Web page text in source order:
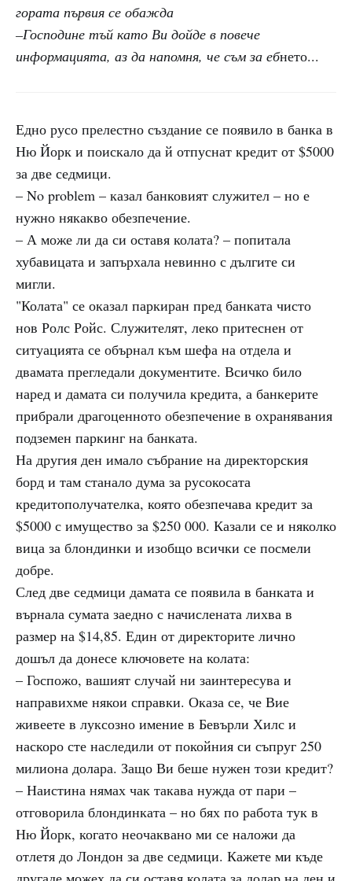
гората първия се обажда
–Господине тъй като Ви дойде в повече
информацията, аз да напомня, че съм за ебнето...
Едно русо прелестно създание се появило в банка в
Ню Йорк и поискало да й отпуснат кредит от $5000
за две седмици.
– No problem – казал банковият служител – но е
нужно някакво обезпечение.
– А може ли да си оставя колата? – попитала
хубавицата и запърхала невинно с дългите си
мигли.
"Колата" се оказал паркиран пред банката чисто
нов Ролс Ройс. Служителят, леко притеснен от
ситуацията се обърнал към шефа на отдела и
двамата прегледали документите. Всичко било
наред и дамата си получила кредита, а банкерите
прибрали драгоценното обезпечение в охранявания
подземен паркинг на банката.
На другия ден имало събрание на директорския
борд и там станало дума за русокосата
кредитополучателка, която обезпечава кредит за
$5000 с имущество за $250 000. Казали се и няколко
вица за блондинки и изобщо всички се посмели
добре.
След две седмици дамата се появила в банката и
върнала сумата заедно с начислената лихва в
размер на $14,85. Един от директорите лично
дошъл да донесе ключовете на колата:
– Госпожо, вашият случай ни заинтересува и
направихме някои справки. Оказа се, че Вие
живеете в луксозно имение в Бевърли Хилс и
наскоро сте наследили от покойния си съпруг 250
милиона долара. Защо Ви беше нужен този кредит?
– Наистина нямах чак такава нужда от пари –
отговорила блондинката – но бях по работа тук в
Ню Йорк, когато неочаквано ми се наложи да
отлетя до Лондон за две седмици. Кажете ми къде